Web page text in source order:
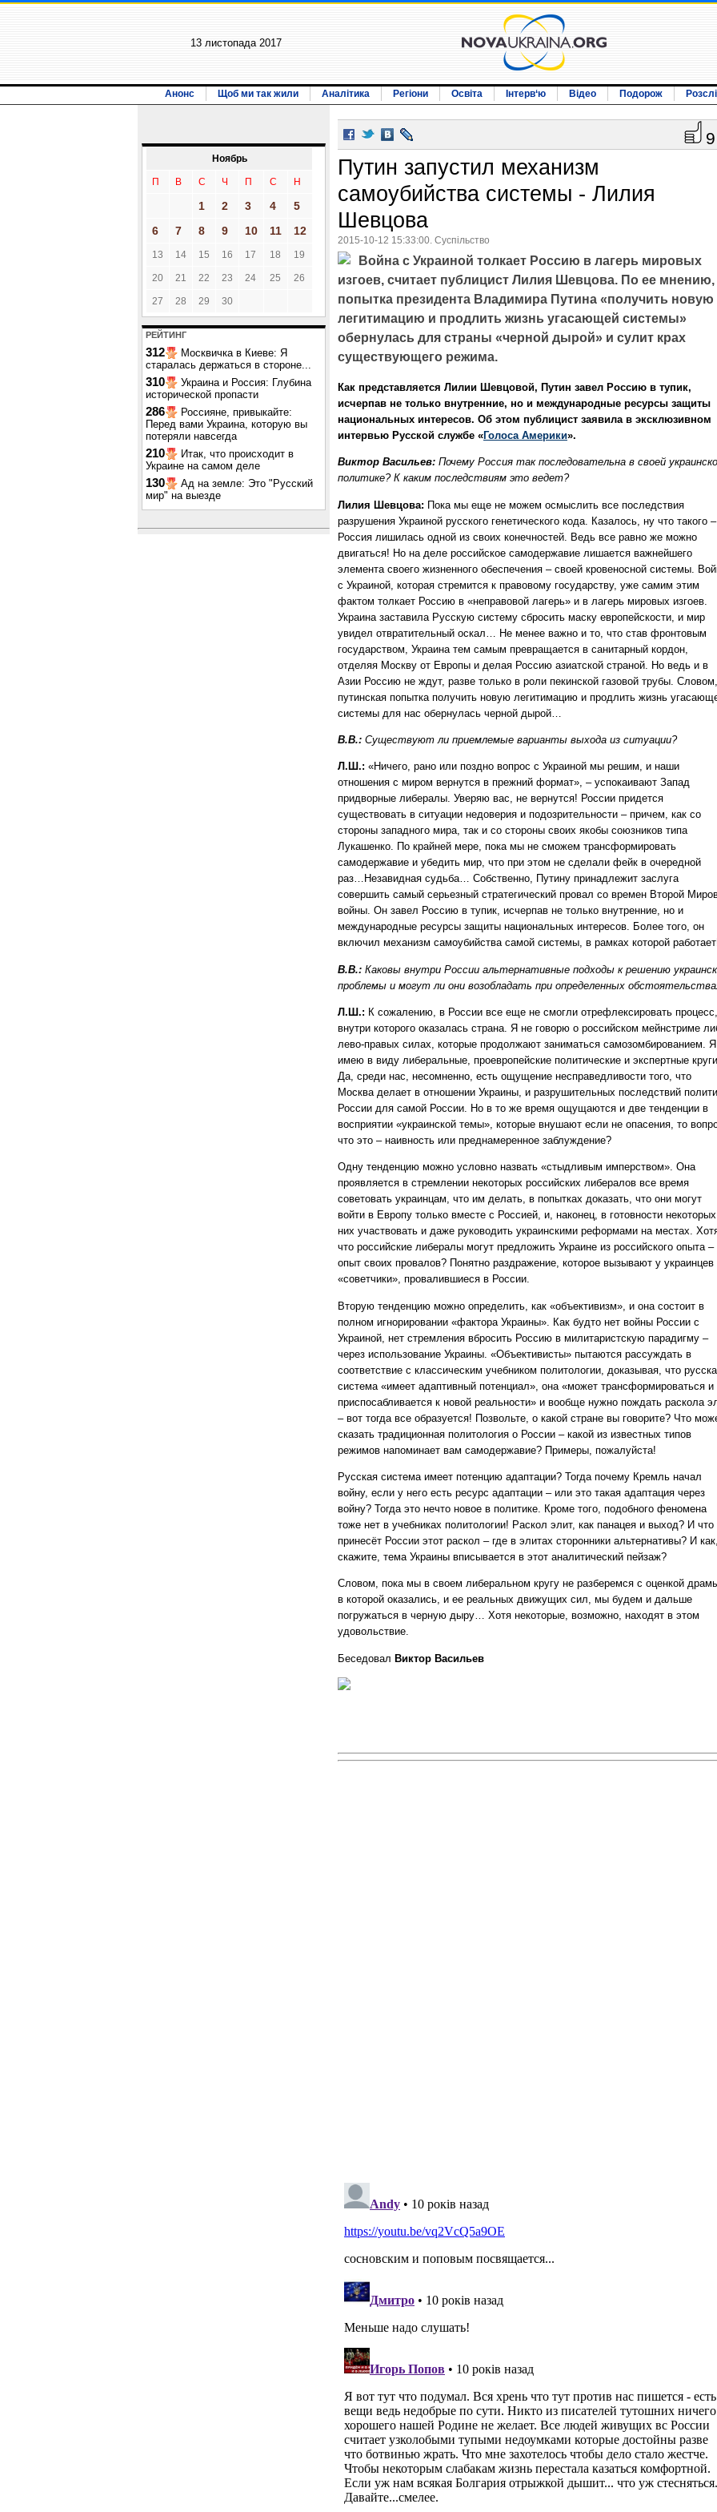
13 листопада 2017
Анонс Щоб ми так жили Аналітика Регіони Освіта Інтерв‘ю Відео Подорож
Ноябрь
П В С Ч П С Н
1 2 3 4
5
6
7 8 9 10 11 12
13 14 15 16 17 18 19
20 21 22 23 24 25 26
27 28 29 30
РЕЙТИНГ
312
Москвичка в Киеве: Я
старалась держаться в стороне...
310
Украина и Россия: Глубина
исторической пропасти
286
Россияне, привыкайте:
Перед вами Украина, которую вы
потеряли навсегда
210
Итак, что происходит в
Украине на самом деле
130
Ад на земле: Это "Русский
мир" на выезде
9
Путин запустил механизм
самоубийства системы - Лилия
Шевцова
2015-10-12 15:33:00. Суспільство
Война с Украиной толкает Россию в лагерь мировых
изгоев, считает публицист Лилия Шевцова. По ее мнению,
попытка президента Владимира Путина «получить новую
легитимацию и продлить жизнь угасающей системы»
обернулась для страны «черной дырой» и сулит крах
существующего режима.
Как представляется Лилии Шевцовой, Путин завел Россию в тупик,
исчерпав не только внутренние, но и международные ресурсы защиты
национальных интересов. Об этом публицист заявила в эксклюзивном
интервью Русской службе «Голоса Америки».
Виктор Васильев: Почему Россия так последовательна в своей
политике? К каким последствиям это ведет?
Лилия Шевцова: Пока мы еще не можем осмыслить все последствия
разрушения Украиной русского генетического кода. Казалось, ну что такого –
Россия лишилась одной из своих конечностей. Ведь все равно же можно
двигаться! Но на деле российское самодержавие лишается важнейшего
элемента своего жизненного обеспечения – своей кровеносной системы.
с Украиной, которая стремится к правовому государству, уже самим этим
фактом толкает Россию в «неправовой лагерь» и в лагерь мировых изгоев.
Украина заставила Русскую систему сбросить маску европейскости, и мир
увидел отвратительный оскал… Не менее важно и то, что став фронтовым
государством, Украина тем самым превращается в санитарный кордон,
отделяя Москву от Европы и делая Россию азиатской страной. Но ведь и в
Азии Россию не ждут, разве только в роли пекинской газовой трубы. Словом,
путинская попытка получить новую легитимацию и продлить жизнь
системы для нас обернулась черной дырой…
В.В.: Существуют ли приемлемые варианты выхода из ситуации?
Л.Ш.: «Ничего, рано или поздно вопрос с Украиной мы решим, и наши
отношения с миром вернутся в прежний формат», – успокаивают Запад
придворные либералы. Уверяю вас, не вернутся! России придется
существовать в ситуации недоверия и подозрительности – причем, как со
стороны западного мира, так и со стороны своих якобы союзников типа
Лукашенко. По крайней мере, пока мы не сможем трансформировать
самодержавие и убедить мир, что при этом не сделали фейк в очередной
раз…Незавидная судьба… Собственно, Путину принадлежит заслуга
совершить самый серьезный стратегический провал со времен Второй
войны. Он завел Россию в тупик, исчерпав не только внутренние, но и
международные ресурсы защиты национальных интересов. Более того, он
включил механизм самоубийства самой системы, в рамках которой
В.В.: Каковы внутри России альтернативные подходы к решению
проблемы и могут ли они возобладать при определенных
Л.Ш.: К сожалению, в России все еще не смогли отрефлексировать процесс,
внутри которого оказалась страна. Я не говорю о российском мейнстриме
лево-правых силах, которые продолжают заниматься самозомбированием. Я
имею в виду либеральные, проевропейские политические и экспертные круги.
Да, среди нас, несомненно, есть ощущение несправедливости того, что
Москва делает в отношении Украины, и разрушительных последствий
России для самой России. Но в то же время ощущаются и две тенденции в
восприятии «украинской темы», которые внушают если не опасения, то
что это – наивность или преднамеренное заблуждение?
Одну тенденцию можно условно назвать «стыдливым имперством». Она
проявляется в стремлении некоторых российских либералов все время
советовать украинцам, что им делать, в попытках доказать, что они могут
войти в Европу только вместе с Россией, и, наконец, в готовности
них участвовать и даже руководить украинскими реформами на местах.
что российские либералы могут предложить Украине из российского опыта –
опыт своих провалов? Понятно раздражение, которое вызывают у украинцев
«советчики», провалившиеся в России.
Вторую тенденцию можно определить, как «объективизм», и она состоит в
полном игнорировании «фактора Украины». Как будто нет войны России с
Украиной, нет стремления вбросить Россию в милитаристскую парадигму –
через использование Украины. «Объективисты» пытаются рассуждать в
соответствие с классическим учебником политологии, доказывая, что
система «имеет адаптивный потенциал», она «может трансформироваться и
приспосабливается к новой реальности» и вообще нужно пождать раскола
– вот тогда все образуется! Позвольте, о какой стране вы говорите? Что
сказать традиционная политология о России – какой из известных типов
режимов напоминает вам самодержавие? Примеры, пожалуйста!
Русская система имеет потенцию адаптации? Тогда почему Кремль начал
войну, если у него есть ресурс адаптации – или это такая адаптация через
войну? Тогда это нечто новое в политике. Кроме того, подобного феномена
тоже нет в учебниках политологии! Раскол элит, как панацея и выход? И что
принесёт России этот раскол – где в элитах сторонники альтернативы? И как,
скажите, тема Украины вписывается в этот аналитический пейзаж?
Словом, пока мы в своем либеральном кругу не разберемся с оценкой
в которой оказались, и ее реальных движущих сил, мы будем и дальше
погружаться в черную дыру… Хотя некоторые, возможно, находят в этом
удовольствие.
Беседовал Виктор Васильев